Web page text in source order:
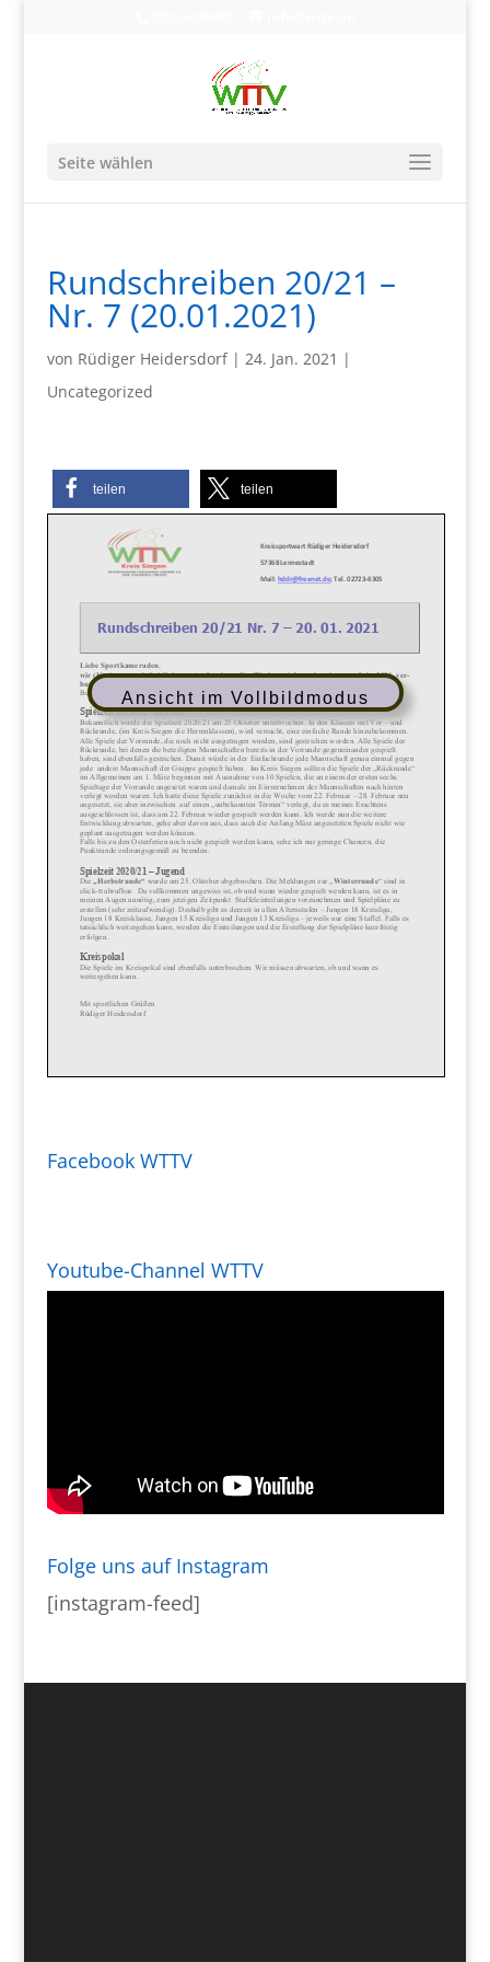
Seite wählen
Rundschreiben 20/21 –
Nr. 7 (20.01.2021)
von Rüdiger Heidersdorf| 24. Jan. 2021 |
Uncategorized
teilen teilen
Ansicht im Vollbildmodus
Facebook WTTV
Youtube-Channel WTTV
Folge uns auf Instagram
[instagram-feed]